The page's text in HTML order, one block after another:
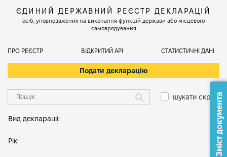
ЄДИНИЙ ДЕРЖАВНИЙ РЕЄСТР ДЕКЛАРАЦІЙ
осіб, уповноважених на виконання функцій держави або місцевого
самоврядування
ПРО РЕЄСТР ВІДКРИТИЙ АРІ СТАТИСТИЧНІ ДАНІ
Подати декларацію
шукати скрізь
Вид декларації:
Рік: Зміст документа